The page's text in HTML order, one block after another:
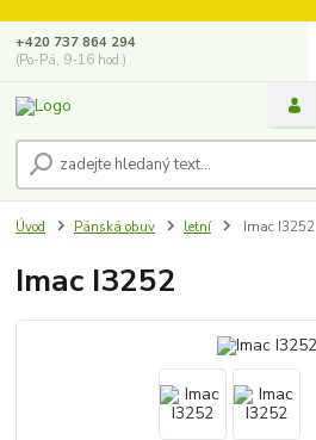
+420 737 864 294
(Po-Pá, 9-16 hod.)
Úvod Pánská obuv letní Imac I3252
Imac I3252